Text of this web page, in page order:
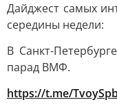
Дайджест самых
середины недели:
В Санкт-
парад ВМФ.
https://t.me/